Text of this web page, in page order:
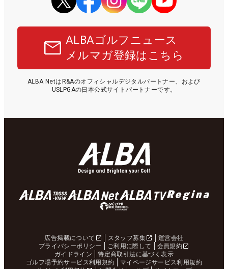
ALBAゴルフニュース
メルマガ登録はこちら
ALBA NetはR&Aのオフィシャルデジタルパートナー、および
USLPGAの日本公式サイトパートナーです。
広告掲載について スタッフ募集
運営会社
プライバシーポリシー
ご利用に際して
会員規約
ガイドライン
特定商取引法に基づく表示
ゴルフ場予約サービス利用規約
マイページサービス利用規約